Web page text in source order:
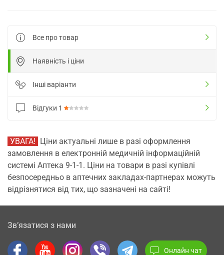
Все про товар
Наявність і ціни
Інші варіанти
Відгуки 1
УВАГА! Ціни актуальні лише в разі оформлення
замовлення в електронній медичній інформаційній
системі Аптека 9-1-1. Ціни на товари в разі купівлі
безпосередньо в аптечних закладах-партнерах можуть
відрізнятися від тих, що зазначені на сайті!
Зв’язатися з нами
Онлайн чат